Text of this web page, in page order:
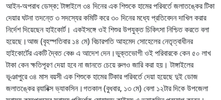
আইন-অপরাধ ডেস্ক: টাঙ্গাইলে ৩৪ দিনের এক শিশুকে হামের পরিবর্তে জলাতঙ্কের টিকা
দেয়ার ঘটনা তদন্তে ৩ সদস্যের কমিটি করে ৩০ দিনের মধ্যে প্রতিবেদন দাখিল করার
নির্দেশ দিয়েছেন হাইকোর্ট। একইসঙ্গে ওই শিশুর উপযুক্ত চিকিৎসা নিশ্চিত করতে বলা
হয়েছে।আজ (বৃহস্পতিবার ১৪ মে) বিচারপতি আহমেদ সোহেলের নেতৃত্বাধীনর
হাইকোর্টের একটি দ্বৈত বেঞ্চ এ আদেশ দেন।ভুক্তভোগী ওই পরিবারকে কেন ৫০ লাখ
টাকা কেন ক্ষতিপূরণ দেয়া হবে না জানতে চেয়ে রুলও জারি করা হয়। টাঙ্গাইলের
ভূঞাপুরে ৩৪ মাস বয়সী এক শিশুকে হামের টিকার পরিবর্তে দেয়া হয়েছে দুই ডোজ
জলাতঙ্কের র‍্যাবিক্স ভ্যাকসিন।গতকাল (বুধবার, ১৩ মে) বেলা ১২টার দিকে উপজেলা